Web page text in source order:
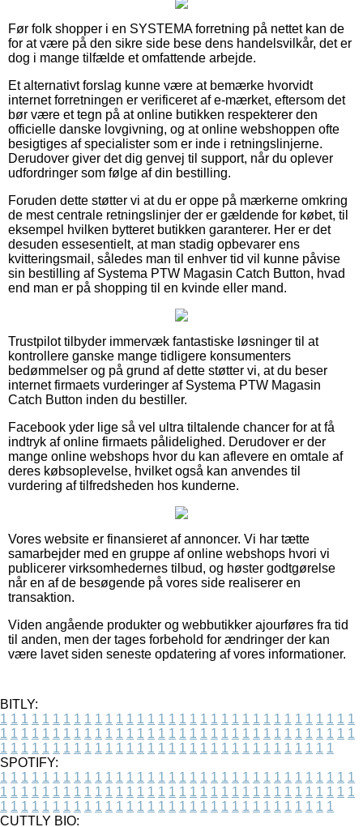
Før folk shopper i en SYSTEMA forretning på nettet kan de
for at være på den sikre side bese dens handelsvilkår, det er
dog i mange tilfælde et omfattende arbejde.
Et alternativt forslag kunne være at bemærke hvorvidt
internet forretningen er verificeret af e-mærket, eftersom det
bør være et tegn på at online butikken respekterer den
officielle danske lovgivning, og at online webshoppen ofte
besigtiges af specialister som er inde i retningslinjerne.
Derudover giver det dig genvej til support, når du oplever
udfordringer som følge af din bestilling.
Foruden dette støtter vi at du er oppe på mærkerne omkring
de mest centrale retningslinjer der er gældende for købet, til
eksempel hvilken bytteret butikken garanterer. Her er det
desuden essesentielt, at man stadig opbevarer ens
kvitteringsmail, således man til enhver tid vil kunne påvise
sin bestilling af Systema PTW Magasin Catch Button, hvad
end man er på shopping til en kvinde eller mand.
Trustpilot tilbyder immervæk fantastiske løsninger til at
kontrollere ganske mange tidligere konsumenters
bedømmelser og på grund af dette støtter vi, at du beser
internet firmaets vurderinger af Systema PTW Magasin
Catch Button inden du bestiller.
Facebook yder lige så vel ultra tiltalende chancer for at få
indtryk af online firmaets pålidelighed. Derudover er der
mange online webshops hvor du kan aflevere en omtale af
deres købsoplevelse, hvilket også kan anvendes til
vurdering af tilfredsheden hos kunderne.
Vores website er finansieret af annoncer. Vi har tætte
samarbejder med en gruppe af online webshops hvori vi
publicerer virksomhedernes tilbud, og høster godtgørelse
når en af de besøgende på vores side realiserer en
transaktion.
Viden angående produkter og webbutikker ajourføres fra tid
til anden, men der tages forbehold for ændringer der kan
være lavet siden seneste opdatering af vores informationer.
BITLY:
1 1 1 1 1 1 1 1 1 1 1 1 1 1 1 1 1 1 1 1 1 1 1 1 1 1 1 1 1 1 1 1 1 1
1 1 1 1 1 1 1 1 1 1 1 1 1 1 1 1 1 1 1 1 1 1 1 1 1 1 1 1 1 1 1 1 1 1
1 1 1 1 1 1 1 1 1 1 1 1 1 1 1 1 1 1 1 1 1 1 1 1 1 1 1 1 1 1 1 1
SPOTIFY:
1 1 1 1 1 1 1 1 1 1 1 1 1 1 1 1 1 1 1 1 1 1 1 1 1 1 1 1 1 1 1 1 1 1
1 1 1 1 1 1 1 1 1 1 1 1 1 1 1 1 1 1 1 1 1 1 1 1 1 1 1 1 1 1 1 1 1 1
1 1 1 1 1 1 1 1 1 1 1 1 1 1 1 1 1 1 1 1 1 1 1 1 1 1 1 1 1 1 1 1
CUTTLY BIO: